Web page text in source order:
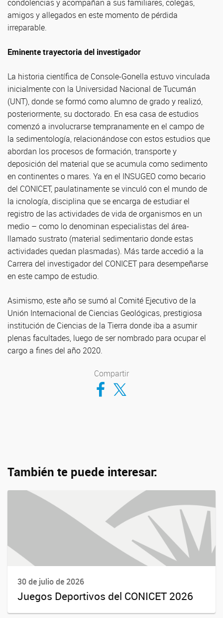
condolencias y acompañan a sus familiares, colegas,
amigos y allegados en este momento de pérdida
irreparable.
Eminente trayectoria del investigador
La historia científica de Console-Gonella estuvo vinculada
inicialmente con la Universidad Nacional de Tucumán
(UNT), donde se formó como alumno de grado y realizó,
posteriormente, su doctorado. En esa casa de estudios
comenzó a involucrarse tempranamente en el campo de
la sedimentología, relacionándose con estos estudios que
abordan los procesos de formación, transporte y
deposición del material que se acumula como sedimento
en continentes o mares. Ya en el INSUGEO como becario
del CONICET, paulatinamente se vinculó con el mundo de
la icnología, disciplina que se encarga de estudiar el
registro de las actividades de vida de organismos en un
medio – como lo denominan especialistas del área-
llamado sustrato (material sedimentario donde estas
actividades quedan plasmadas). Más tarde accedió a la
Carrera del investigador del CONICET para desempeñarse
en este campo de estudio.
Asimismo, este año se sumó al Comité Ejecutivo de la
Unión Internacional de Ciencias Geológicas, prestigiosa
institución de Ciencias de la Tierra donde iba a asumir
plenas facultades, luego de ser nombrado para ocupar el
cargo a fines del año 2020.
Compartir
Compartir en Facebook
Compartir en Twitter
También te puede interesar:
30 de julio de 2026
Juegos Deportivos del CONICET 2026